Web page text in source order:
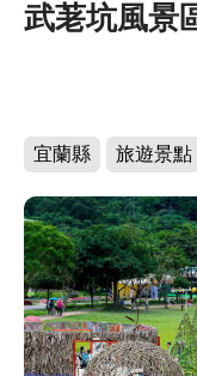
武荖坑風景
宜蘭縣 旅遊景點